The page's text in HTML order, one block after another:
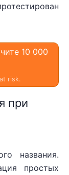
10 000
risk.
при
названия.
простых